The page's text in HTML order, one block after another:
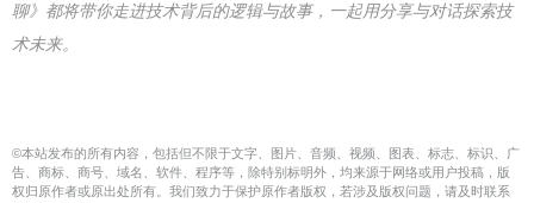
聊》都将带你走进技术背后的逻辑与故事，一起用分享与对话探索技
术未来。
©本站发布的所有内容，包括但不限于文字、图片、音频、视频、图表、标志、标识、广
告、商标、商号、域名、软件、程序等，除特别标明外，均来源于网络或用户投稿，版
权归原作者或原出处所有。我们致力于保护原作者版权，若涉及版权问题，请及时联系